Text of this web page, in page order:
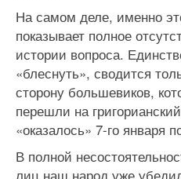
На самом деле, именно
показывает полное
истории вопроса.
«блеснуть», сводится
сторону большевиков,
перешли на
«оказалось» 7-го января
В полной
лиц наш народ уже